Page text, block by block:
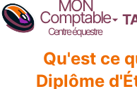
MON
Comptable
Centre équestre
Qu'est ce
Diplôme